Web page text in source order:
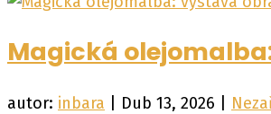
Magická
autor: inbara Dub 13, 2026